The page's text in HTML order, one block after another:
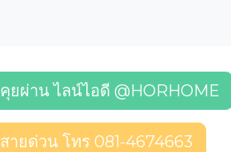
คุยผ่าน ไลน์ไอดี @HORHOME
สายด่วน โทร 081-4674663